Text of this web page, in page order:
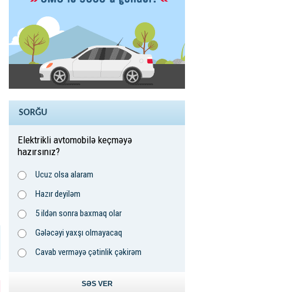
SORĞU
Elektrikli avtomobilə keçməyə
hazırsınız?
Ucuz olsa alaram
Hazır deyiləm
5 ildən sonra baxmaq olar
Gələcəyi yaxşı olmayacaq
Cavab verməyə çətinlik çəkirəm